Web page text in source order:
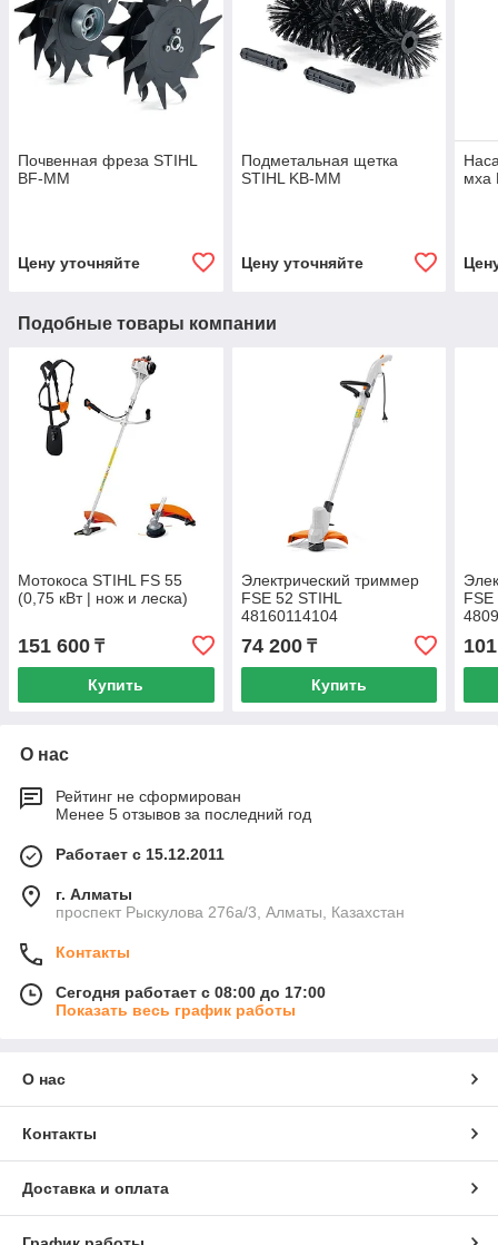
Почвенная фреза STIHL
BF-ММ
Цену уточняйте
Подметальная щетка
STIHL KB-MM
Цену уточняйте
мха
Подобные товары компании
Мотокоса STIHL FS 55
(0,75 кВт | нож и леска)
151 600 ₸
Купить
Электрический триммер
FSE 52 STIHL
48160114104
74 200₸
Купить
FSE
О нас
Рейтинг не сформирован
Менее 5 отзывов за последний год
Работает с 15.12.2011
г. Алматы
проспект Рыскулова 276а/3, Алматы, Казахстан
Контакты
Сегодня работает с 08:00 до 17:00
Показать весь график работы
О нас
Контакты
Доставка и оплата